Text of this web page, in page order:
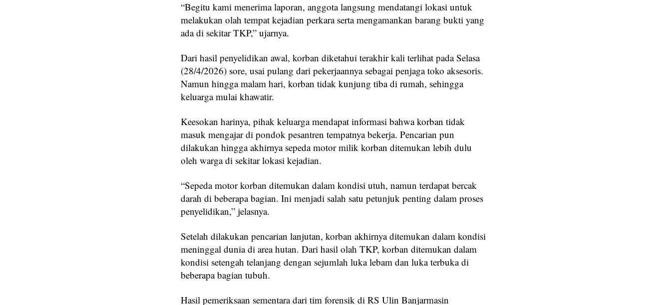
“Begitu kami menerima laporan, anggota langsung mendatangi lokasi untuk
melakukan olah tempat kejadian perkara serta mengamankan barang bukti yang
ada di sekitar TKP,” ujarnya.
Dari hasil penyelidikan awal, korban diketahui terakhir kali terlihat pada Selasa
(28/4/2026) sore, usai pulang dari pekerjaannya sebagai penjaga toko aksesoris.
Namun hingga malam hari, korban tidak kunjung tiba di rumah, sehingga
keluarga mulai khawatir.
Keesokan harinya, pihak keluarga mendapat informasi bahwa korban tidak
masuk mengajar di pondok pesantren tempatnya bekerja. Pencarian pun
dilakukan hingga akhirnya sepeda motor milik korban ditemukan lebih dulu
oleh warga di sekitar lokasi kejadian.
“Sepeda motor korban ditemukan dalam kondisi utuh, namun terdapat bercak
darah di beberapa bagian. Ini menjadi salah satu petunjuk penting dalam proses
penyelidikan,” jelasnya.
Setelah dilakukan pencarian lanjutan, korban akhirnya ditemukan dalam kondisi
meninggal dunia di area hutan. Dari hasil olah TKP, korban ditemukan dalam
kondisi setengah telanjang dengan sejumlah luka lebam dan luka terbuka di
beberapa bagian tubuh.
Hasil pemeriksaan sementara dari tim forensik di RS Ulin Banjarmasin